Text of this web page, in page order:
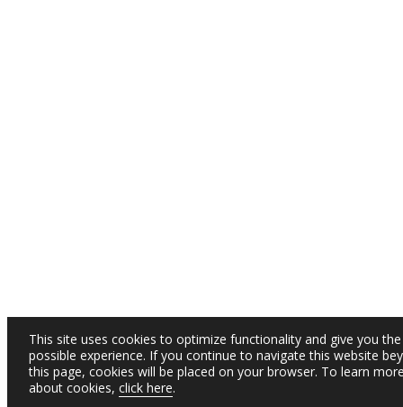
This site uses cookies to optimize functionality and give you
possible experience. If you continue to navigate this website
this page, cookies will be placed on your browser. To learn
about cookies, click here.